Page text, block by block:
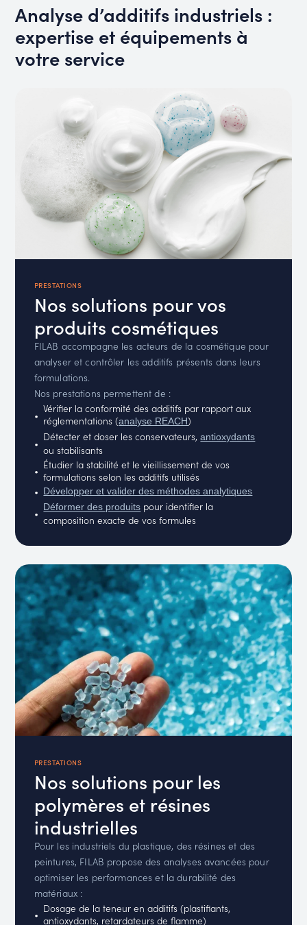
Analyse d’additifs industriels :
expertise et équipements à
votre service
PRESTATIONS
Nos solutions pour vos
produits cosmétiques
FILAB accompagne les acteurs de la cosmétique pour
analyser et contrôler les additifs présents dans leurs
formulations.
Nos prestations permettent de :
Vérifier la conformité des additifs par rapport aux
réglementations (analyse REACH)
Détecter et doser les conservateurs,antioxydants
ou stabilisants
Étudier la stabilité et le vieillissement de vos
formulations selon les additifs utilisés
Développer et valider des méthodes analytiques
Déformer des produits pour identifier la
composition exacte de vos formules
PRESTATIONS
Nos solutions pour les
polymères et résines
industrielles
Pour les industriels du plastique, des résines et des
peintures, FILAB propose des analyses avancées pour
optimiser les performances et la durabilité des
matériaux :
Dosage de la teneur en additifs (plastifiants,
antioxydants, retardateurs de flamme)